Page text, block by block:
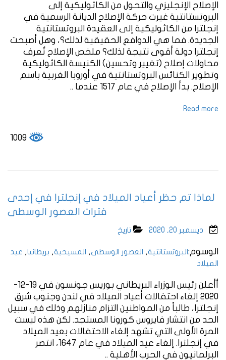
الإصلاح الإنجليزي والتحول من الكاثوليكية إلى
البروتستانتية غيرت حركة الإصلاح الديانة الرسمية في
إنجلترا من الكاثوليكية إلى العقيدة البروتستانتية
الجديدة. فما هي الدوافع الحقيقية لذلك؟، وهل أصبحت
إنجلترا دولة أقوى نتيجة لذلك؟ ملخص الإصلاح تُعرف
محاولات إصلاح (تغيير وتحسين) الكنيسة الكاثوليكية
وتطوير الكنائس البروتستانتية في أوروبا الغربية باسم
الإصلاح. بدأ الإصلاح في عام 1517 عندما ..
Read more
لماذا تم حظر أعياد الميلاد في إنجلترا في إحدى
فترات العصور الوسطى
ديسمبر 20, 2020 تاريخ
الوسوم: البروتستانتية, العصور الوسطى, المسيحية, بريطانيا, عيد
الميلاد
أأعلن رئيس الوزراء البريطاني بوريس جونسون في 19-12-
2020 إلغاء احتفالات أعياد الميلاد في لندن وجنوب شرق
إنجلترا، طالباً من المواطنين التزام منازلهم وذلك في سبيل
الحد من انتشار فايروس كورونا المستجد. لكن هذه ليست
المرة الأولى التي تشهد إلغاء الاحتفالات بعيد الميلاد
في إنجلترا. إلغاء عيد الميلاد في عام 1647، انتصر
البرلمانيون في الحرب الأهلية ..